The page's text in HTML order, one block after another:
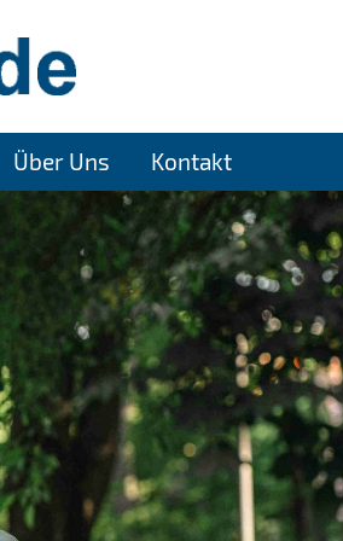
Über Uns Kontakt